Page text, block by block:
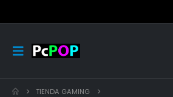
TIENDA GAMING